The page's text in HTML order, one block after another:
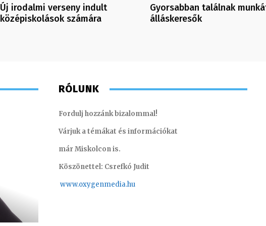
Új irodalmi verseny indult
középiskolások számára
Gyorsabban találnak
álláskeresők
RÓLUNK
Fordulj hozzánk bizalommal!
Várjuk a témákat és információkat
már Miskolcon is.
Köszönettel: Csrefkó Judit
www.oxygenmedia.hu